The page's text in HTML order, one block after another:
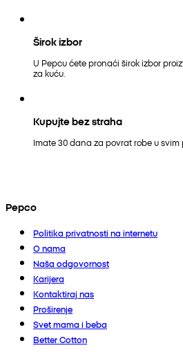
Širok izbor
U Pepcu ćete pronaći širok izbor
za kuću.
Kupujte bez straha
Imate 30 dana za povrat robe u
Pepco
Politika privatnosti na internetu
O nama
Naša odgovornost
Karijera
Kontaktiraj nas
Proširenje
Svet mama i beba
Better Cotton